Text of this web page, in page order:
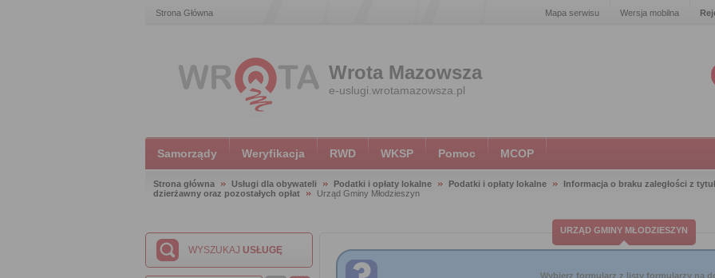
Strona Główna Mapa serwisu Wersja mobilna
Wrota Mazowsza
e-uslugi.wrotamazowsza.pl
Samorządy Weryfikacja RWD WKSP Pomoc MCOP
Strona główna Usługi dla obywateli Podatki i opłaty lokalne Podatki i opłaty lokalne
Informacja o braku zaległości z
dzierżawny oraz pozostałych opłat
Urząd Gminy Młodzieszyn
WYSZUKAJ USŁUGĘ
URZĄD GMINY MŁODZIESZYN
Wybierz formularz z listy formularzy na